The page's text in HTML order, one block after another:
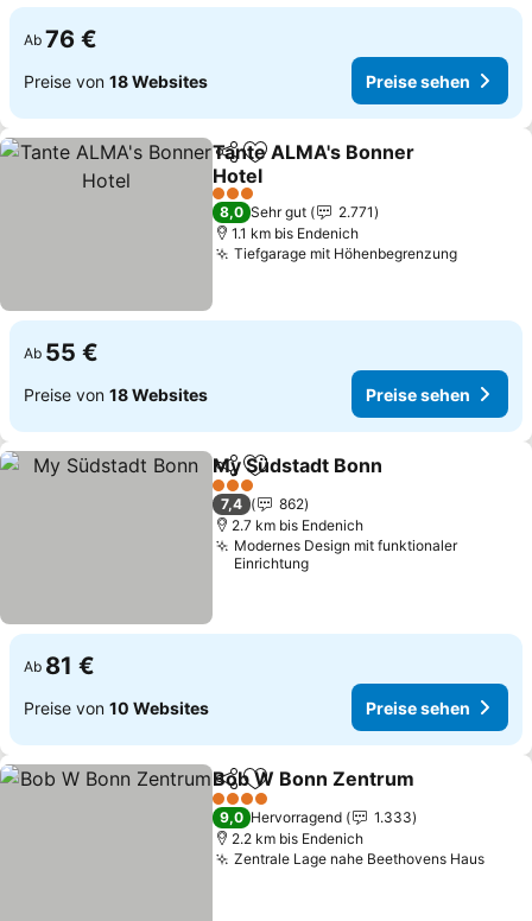
Ab 76 €
Preise von 18 Websites Preise sehen
TeilenZu Favoriten hinzufügen
Tante ALMA's Bonner
Hotel
3 Sterne
8,0 Sehr gut
2.771
1.1 km bis Endenich
Tiefgarage mit Höhenbegrenzung
Ab 55 €
Preise von 18 Websites Preise sehen
TeilenZu Favoriten hinzufügen
My Südstadt Bonn
3 Sterne
7,4
862
2.7 km bis Endenich
Modernes Design mit funktionaler
Einrichtung
Ab 81 €
Preise von 10 Websites Preise sehen
TeilenZu Favoriten hinzufügen
Bob W Bonn Zentrum
4 Sterne
9,0 Hervorragend
1.333
2.2 km bis Endenich
Zentrale Lage nahe Beethovens Haus